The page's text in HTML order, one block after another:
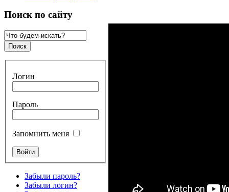
Поиск по сайту
Логин
Пароль
Запомнить меня
Забыли пароль?
Забыли логин?